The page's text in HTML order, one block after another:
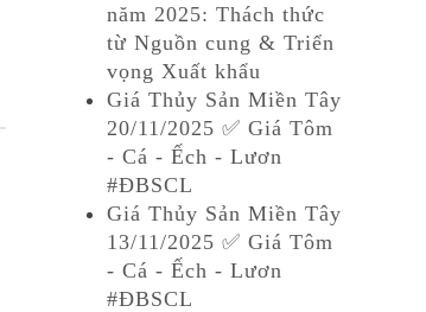
năm 2025: Thách thức
từ Nguồn cung & Triển
vọng Xuất khẩu
Giá Thủy Sản Miền Tây
20/11/2025 ✅ Giá Tôm
- Cá - Ếch - Lươn
#ĐBSCL
Giá Thủy Sản Miền Tây
13/11/2025 ✅ Giá Tôm
- Cá - Ếch - Lươn
#ĐBSCL